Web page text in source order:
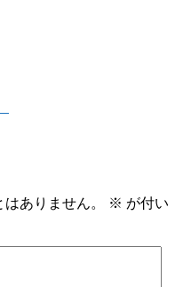
ありません。 ※ が付い